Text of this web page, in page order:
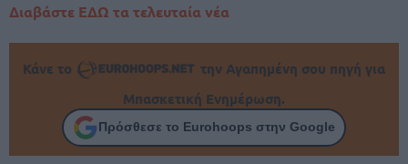
Διαβάστε ΕΔΩ τα τελευταία νέα
Κάνε το
την Αγαπημένη σου πηγή για
Μπασκετική Ενημέρωση.
Πρόσθεσε το Eurohoops στην Google